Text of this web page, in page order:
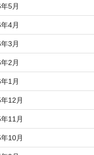
5月
4月
3月
2月
1月
12月
11月
10月